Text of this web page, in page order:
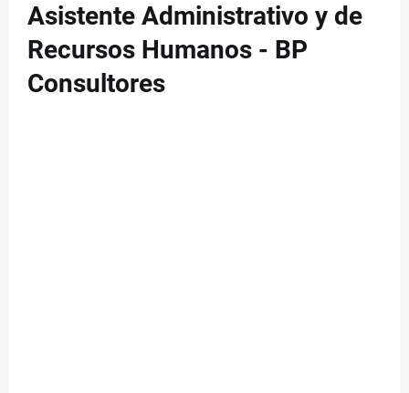
Asistente Administrativo y de
Recursos Humanos - BP
Consultores